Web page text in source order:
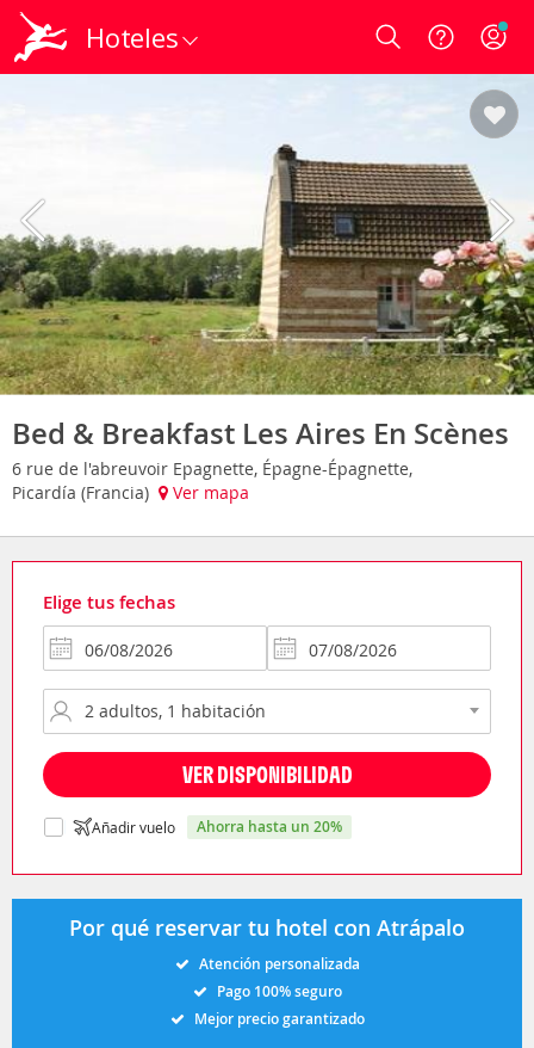
Hoteles Login
Bed & Breakfast Les Aires En Scènes
6 rue de l'abreuvoir Epagnette, Épagne-Épagnette,
Picardía (Francia)
Ver mapa
Elige tus fechas
VER DISPONIBILIDAD
Añadir vuelo ahorra hasta un 20%
Por qué reservar tu hotel con Atrápalo
Atención personalizada
Pago 100% seguro
Mejor precio garantizado